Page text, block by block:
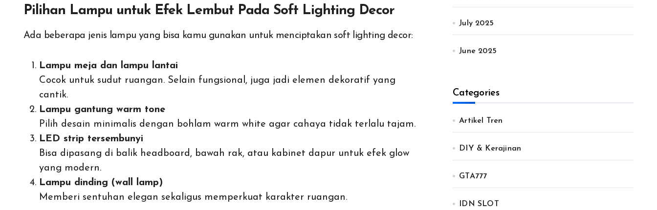
Pilihan Lampu untuk Efek Lembut Pada Soft Lighting Decor
Ada beberapa jenis lampu yang bisa kamu gunakan untuk menciptakan soft lighting decor:
Lampu meja dan lampu lantai
Cocok untuk sudut ruangan. Selain fungsional, juga jadi elemen dekoratif yang
cantik.
Lampu gantung warm tone
Pilih desain minimalis dengan bohlam warm white agar cahaya tidak terlalu tajam.
LED strip tersembunyi
Bisa dipasang di balik headboard, bawah rak, atau kabinet dapur untuk efek glow
yang modern.
Lampu dinding (wall lamp)
Memberi sentuhan elegan sekaligus memperkuat karakter ruangan.
July 2025
June 2025
Categories
Artikel Tren
DIY & Kerajinan
GTA777
IDN SLOT